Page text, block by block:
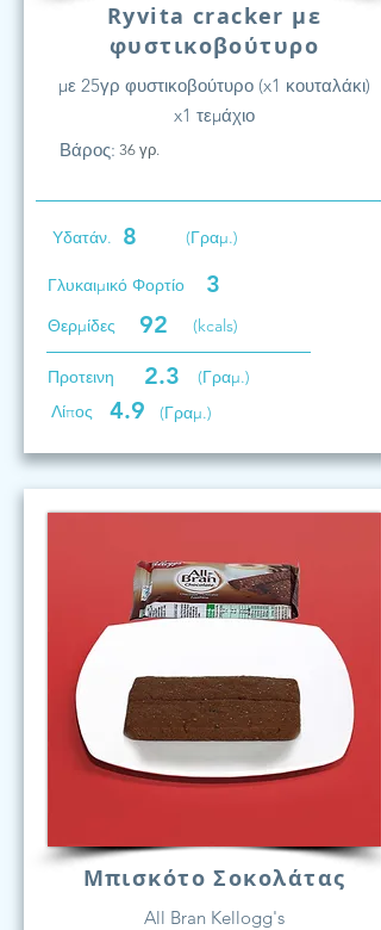
Ryvita cracker με
φυστικοβούτυρο
με 25γρ φυστικοβούτυρο (x1 κουταλάκι)
x1 τεμάχιο
Βάρος: 36 γρ.
Υδατάν. 8 (Γραμ.)
Γλυκαιμικό Φορτίο 3
Θερμίδες 92 (kcals)
Προτεινη 2.3
(Γραμ.)
Λίπος
4.9 (Γραμ.)
Μπισκότο Σοκολάτας
All Bran Kellogg's